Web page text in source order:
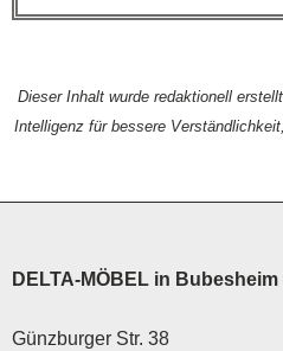
Dieser Inhalt wurde redaktionell
Intelligenz für bessere
DELTA-MÖBEL in Bubesheim
Günzburger Str. 38